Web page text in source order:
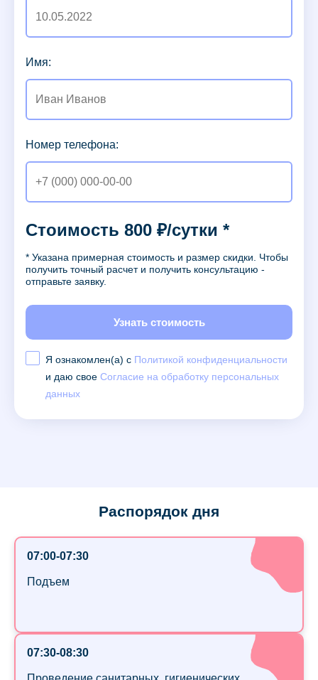
Имя:
Номер телефона:
Стоимость 800 ₽/сутки *
* Указана примерная стоимость и размер скидки. Чтобы
получить точный расчет и получить консультацию -
отправьте заявку.
Узнать стоимость
Я ознакомлен(а) с Политикой конфиденциальности
и даю свое Согласие на обработку персональных
данных
Распорядок дня
07:00-07:30
Подъем
07:30-08:30